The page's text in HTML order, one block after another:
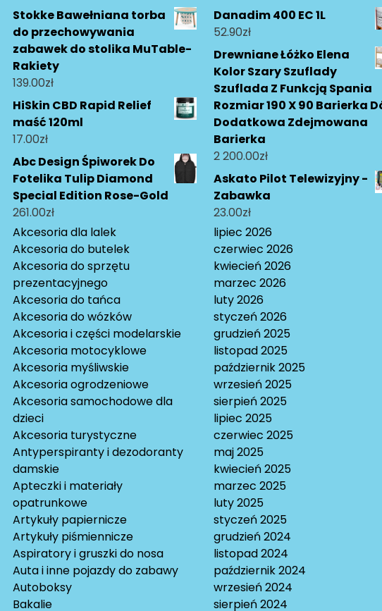
Stokke Bawełniana torba
do przechowywania
zabawek do stolika MuTable-
Rakiety
139.00zł
HiSkin CBD Rapid Relief
maść 120ml
17.00zł
Abc Design Śpiworek Do
Fotelika Tulip Diamond
Special Edition Rose-Gold
261.00zł
Akcesoria dla lalek
Akcesoria do butelek
Akcesoria do sprzętu
prezentacyjnego
Akcesoria do tańca
Akcesoria do wózków
Akcesoria i części modelarskie
Akcesoria motocyklowe
Akcesoria myśliwskie
Akcesoria ogrodzeniowe
Akcesoria samochodowe dla
dzieci
Akcesoria turystyczne
Antyperspiranty i dezodoranty
damskie
Apteczki i materiały
opatrunkowe
Artykuły papiernicze
Artykuły piśmiennicze
Aspiratory i gruszki do nosa
Auta i inne pojazdy do zabawy
Autoboksy
Bakalie
Danadim 400 EC 1L
52.90zł
Drewniane Łóżko Elena
Kolor Szary Szuflady
Szuflada Z Funkcją Spania
Rozmiar 190 X 90 Barierka
Dodatkowa Zdejmowana
Barierka
2 200.00zł
Askato Pilot Telewizyjny -
Zabawka
23.00zł
lipiec 2026
czerwiec 2026
kwiecień 2026
marzec 2026
luty 2026
styczeń 2026
grudzień 2025
listopad 2025
październik 2025
wrzesień 2025
sierpień 2025
lipiec 2025
czerwiec 2025
maj 2025
kwiecień 2025
marzec 2025
luty 2025
styczeń 2025
grudzień 2024
listopad 2024
październik 2024
wrzesień 2024
sierpień 2024